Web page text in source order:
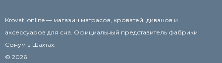
Krovati.online — магазин матрасов, кроватей, диванов и
аксессуаров для сна. Официальный представитель фабрики
Сонум в Шахтах.
© 2026